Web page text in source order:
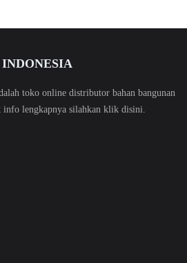
toko online distributor bahan bangunan
lengkapnya silahkan klik disini.